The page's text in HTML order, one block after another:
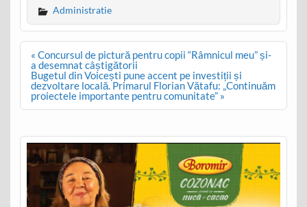
Administratie
Post
navigation
« Concursul de pictură pentru copii “Râmnicul meu” și-
a desemnat câștigătorii
Bugetul din Voicești pune accent pe investiții și
dezvoltare locală. Primarul Florian Vătafu: „Continuăm
proiectele importante pentru comunitate” »